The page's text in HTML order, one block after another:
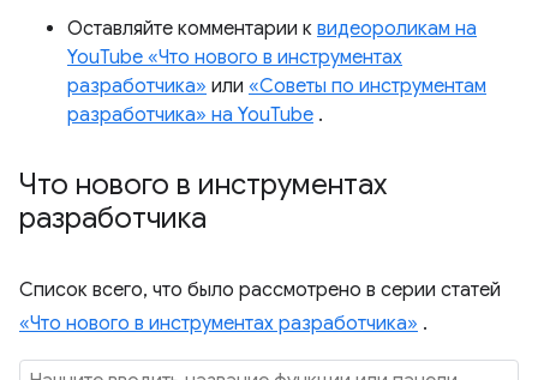
Оставляйте комментарии к видеороликам на
YouTube «Что нового в инструментах
разработчика» или «Советы по инструментам
разработчика» на YouTube .
Что нового в инструментах
разработчика
Список всего, что было рассмотрено в серии статей
«Что нового в инструментах разработчика» .